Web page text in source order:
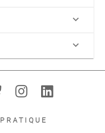
keyboard_arrow_down
keyboard_arrow_down
PRATIQUE